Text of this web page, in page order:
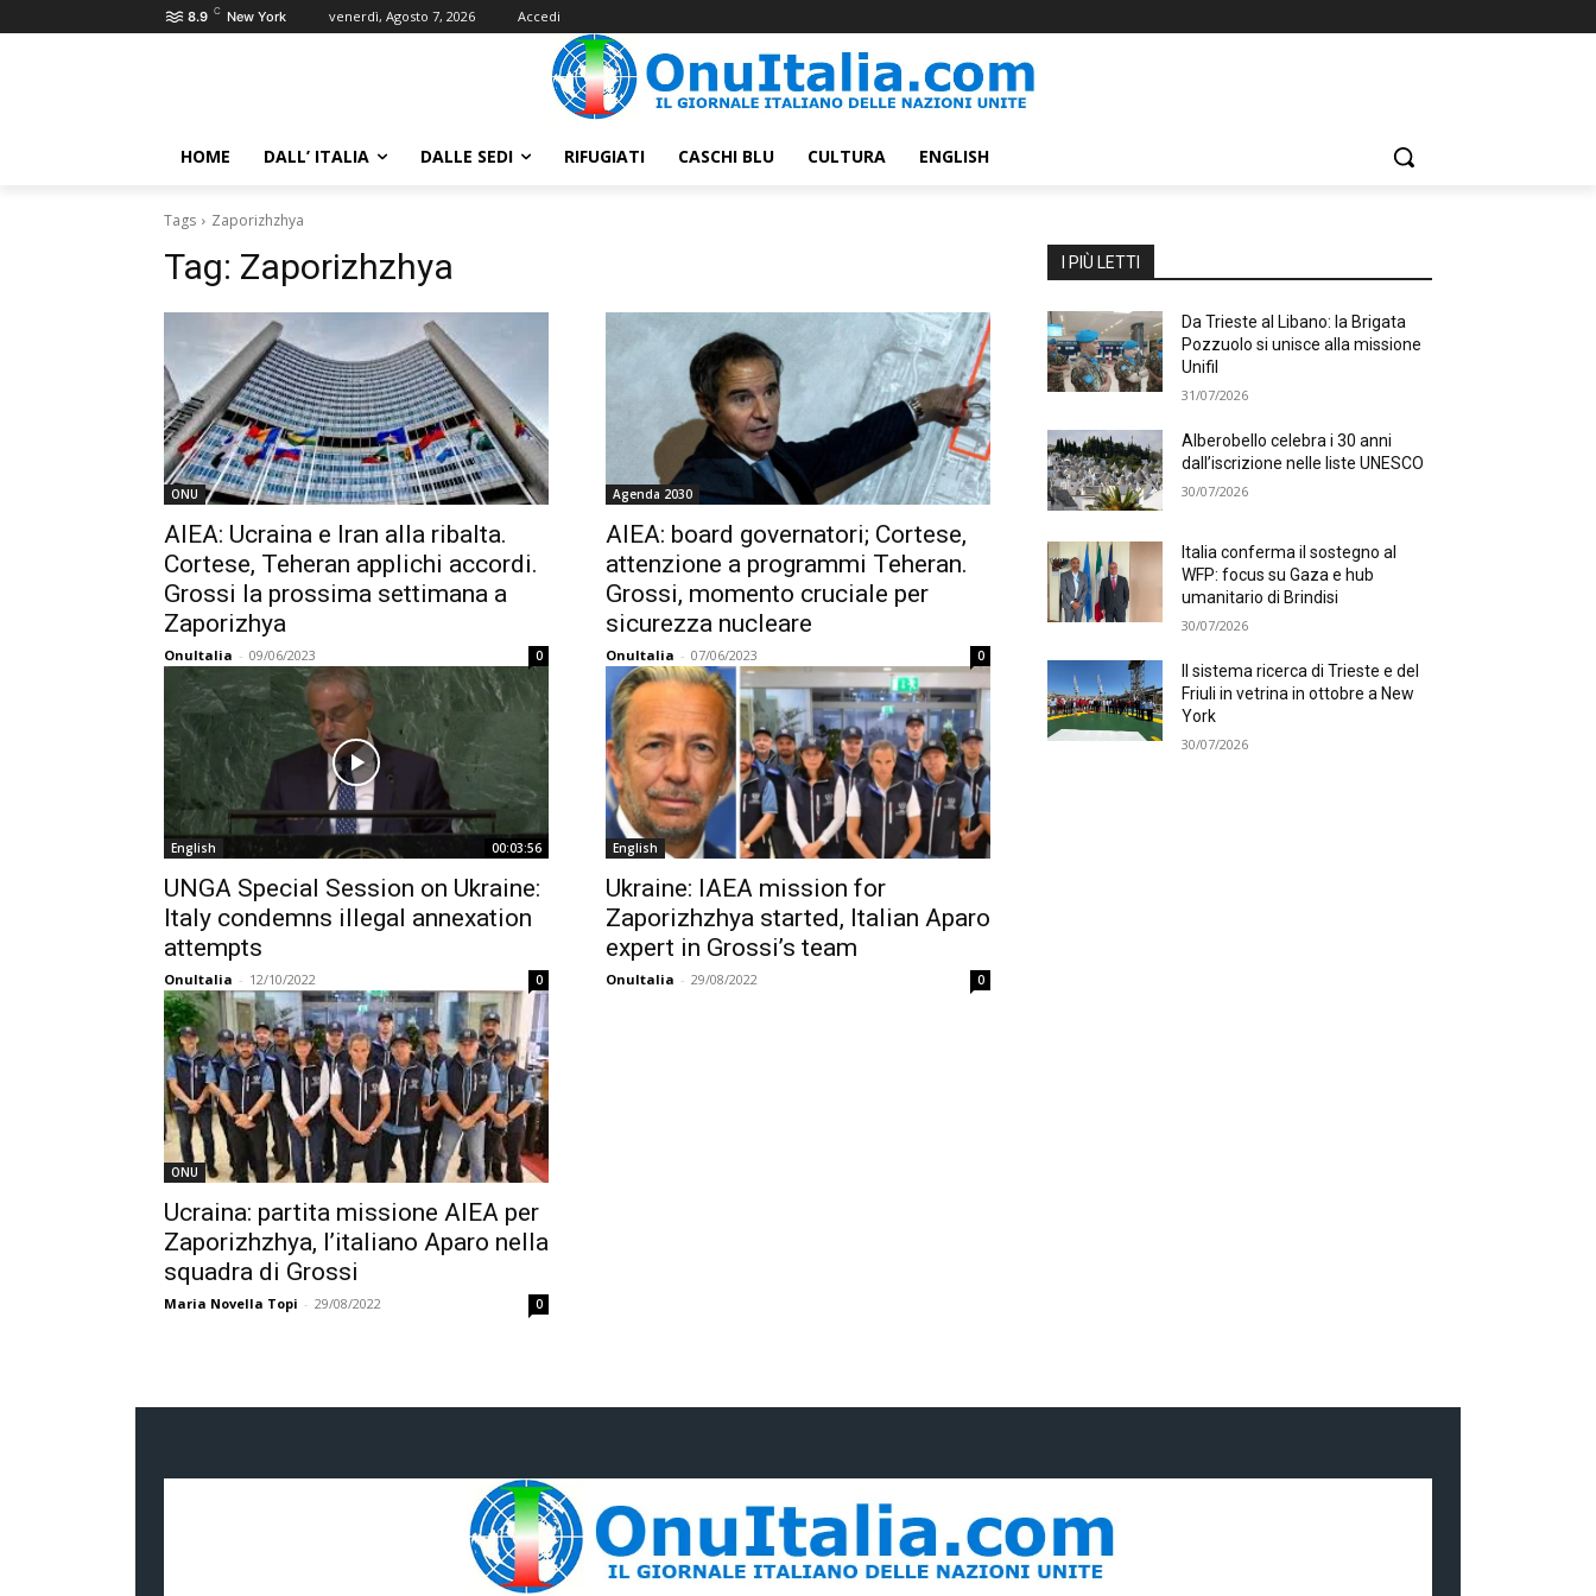
8.9 C New York venerdì, Agosto 7, 2026 Accedi
HOME DALL’ ITALIA DALLE SEDI RIFUGIATI CASCHI BLU CULTURA ENGLISH
Tags Zaporizhzhya
Tag: Zaporizhzhya
ONU
AIEA: Ucraina e Iran alla ribalta.
Cortese, Teheran applichi accordi.
Grossi la prossima settimana a
Zaporizhya
OnuItalia - 09/06/2023 0
Agenda 2030
AIEA: board governatori; Cortese,
attenzione a programmi Teheran.
Grossi, momento cruciale per
sicurezza nucleare
OnuItalia - 07/06/2023 0
English 00:03:56
UNGA Special Session on Ukraine:
Italy condemns illegal annexation
attempts
OnuItalia - 12/10/2022 0
English
Ukraine: IAEA mission for
Zaporizhzhya started, Italian Aparo
expert in Grossi’s team
OnuItalia - 29/08/2022 0
ONU
Ucraina: partita missione AIEA per
Zaporizhzhya, l’italiano Aparo nella
squadra di Grossi
Maria Novella Topi - 29/08/2022 0
I PIÙ LETTI
Da Trieste al Libano: la Brigata
Pozzuolo si unisce alla missione
Unifil
31/07/2026
Alberobello celebra i 30 anni
dall’iscrizione nelle liste UNESCO
30/07/2026
Italia conferma il sostegno al
WFP: focus su Gaza e hub
umanitario di Brindisi
30/07/2026
Il sistema ricerca di Trieste e del
Friuli in vetrina in ottobre a New
York
30/07/2026